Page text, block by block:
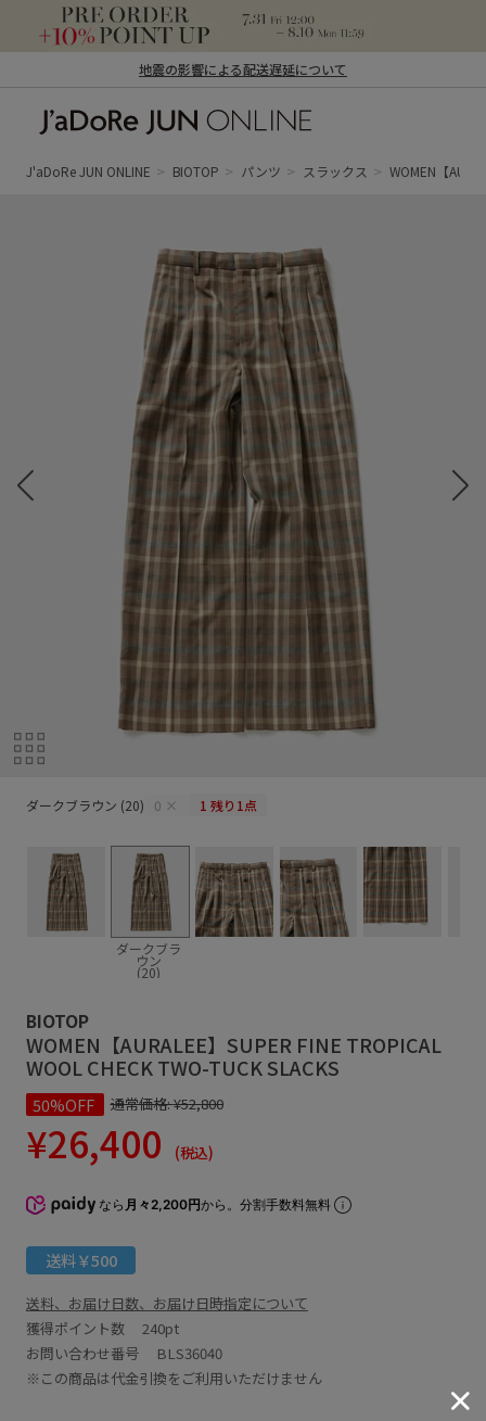
地震の影響による配送遅延について
ン オンライン）
J'aDoRe JUN ONLINE BIOTOP パンツ スラックス WOMEN【
ダークブラウン (20) 0 × 1 残り1点
ダークブラ
ウン
(20)
BIOTOP
WOMEN【AURALEE】SUPER FINE TROPICAL
WOOL CHECK TWO-TUCK SLACKS
50%OFF 通常価格:¥52,800
¥26,400 (税込)
なら 月々2,200円から。分割手数料無料
送料￥500
送料、お届け日数、お届け日時指定について
獲得ポイント数 240pt
お問い合わせ番号 BLS36040
※この商品は代金引換をご利用いただけません